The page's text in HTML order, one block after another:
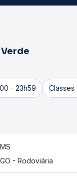
- 23h59 Classes
- Rodoviária